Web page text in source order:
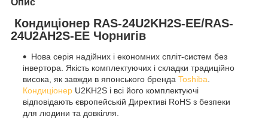
Кондиціонер RAS-24U2KH2S-EE/RAS-
24U2AH2S-EE Чорнигів
Нова серія надійних і економних спліт-систем без
інвертора. Якість комплектуючих і складки традиційно
висока, як завжди в японського бренда Toshiba.
Кондиціонер U2KH2S і всі його комплектуючі
відповідають європейській Директиві RoHS з безпеки
для людини та довкілля.